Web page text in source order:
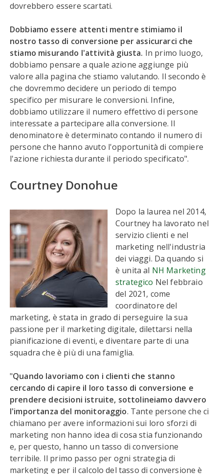
dovrebbero essere scartati.
Dobbiamo essere attenti mentre stimiamo il
nostro tasso di conversione per assicurarci che
stiamo misurando l'attività giusta. In primo luogo,
dobbiamo pensare a quale azione aggiunge più
valore alla pagina che stiamo valutando. Il secondo è
che dovremmo decidere un periodo di tempo
specifico per misurare le conversioni. Infine,
dobbiamo utilizzare il numero effettivo di persone
interessate a partecipare alla conversione. Il
denominatore è determinato contando il numero di
persone che hanno avuto l'opportunità di compiere
l'azione richiesta durante il periodo specificato".
Courtney Donohue
Dopo la laurea nel 2014,
Courtney ha lavorato nel
servizio clienti e nel
marketing nell'industria
dei viaggi. Da quando si
è unita al NH Marketing
strategico Nel febbraio
del 2021, come
coordinatore del
marketing, è stata in grado di perseguire la sua
passione per il marketing digitale, dilettarsi nella
pianificazione di eventi, e diventare parte di una
squadra che è più di una famiglia.
"Quando lavoriamo con i clienti che stanno
cercando di capire il loro tasso di conversione e
prendere decisioni istruite, sottolineiamo davvero
l'importanza del monitoraggio. Tante persone che ci
chiamano per avere informazioni sui loro sforzi di
marketing non hanno idea di cosa stia funzionando
e, per questo, hanno un tasso di conversione
terribile. Il primo passo per ogni strategia di
marketing e per il calcolo del tasso di conversione è